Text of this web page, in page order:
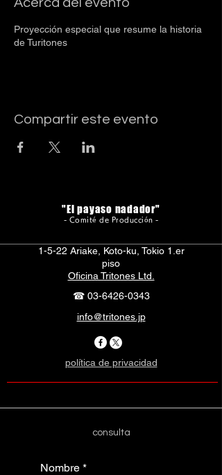
Acerca del evento
Proyección especial que resume la historia
de Turitones
Compartir este evento
"El payaso nadador"
- Comité de Producción -
1-5-22 Ariake, Koto-ku, Tokio 1.er
piso
Oficina Tritones Ltd.
☎ 03-6426-0343
info@tritones.jp
política de privacidad
consulta
Nombre *